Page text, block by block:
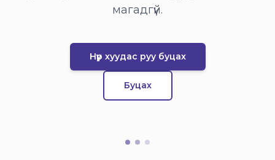
магадгүй.
Нүүр хуудас руу буцах
Буцах